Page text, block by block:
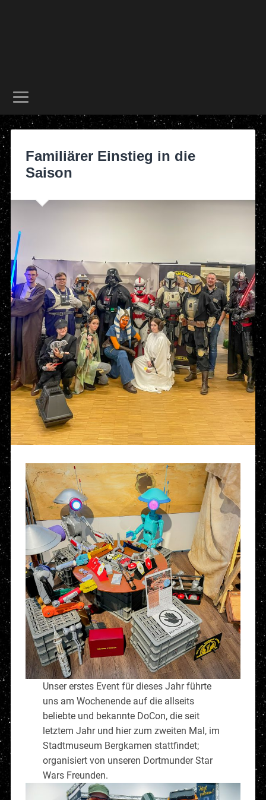
Familiärer Einstieg in die
Saison
Unser erstes Event für dieses Jahr führte
uns am Wochenende auf die allseits
beliebte und bekannte DoCon, die seit
letztem Jahr und hier zum zweiten Mal, im
Stadtmuseum Bergkamen stattfindet;
organisiert von unseren Dortmunder Star
Wars Freunden.